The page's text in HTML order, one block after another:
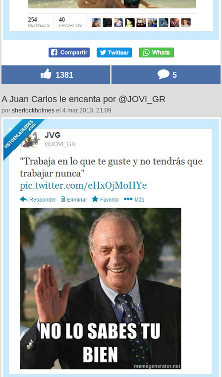
1381 5
A Juan Carlos le encanta por @JOVI_GR
por sherlockholmes el 4 mar 2013, 21:09